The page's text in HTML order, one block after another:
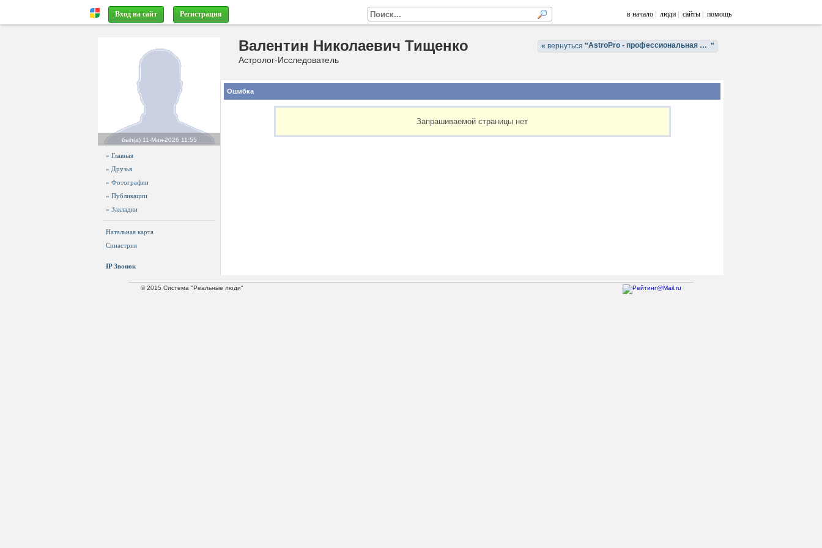
Вход на сайт Регистрация в начало люди сайты помощь
« вернуться " AstroPro - профессиональная астрология. Обучение и консультации. "
Валентин Николаевич Тищенко
Астролог-Исследователь
был(а) 11-Мая-2026 11:55
» Главная
» Друзья
» Фотографии
» Публикации
» Закладки
Натальная карта
Синастрия
IP Звонок
Ошибка
Запрашиваемой страницы нет
© 2015 Система "Реальные люди"